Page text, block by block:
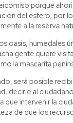
porque
del estero, por
a la reserva
oasis,
gente quiere
la mascarita
será posible
decirle al
que intervenir la
de que los